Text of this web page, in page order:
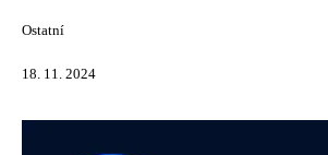
Ostatní
18. 11. 2024